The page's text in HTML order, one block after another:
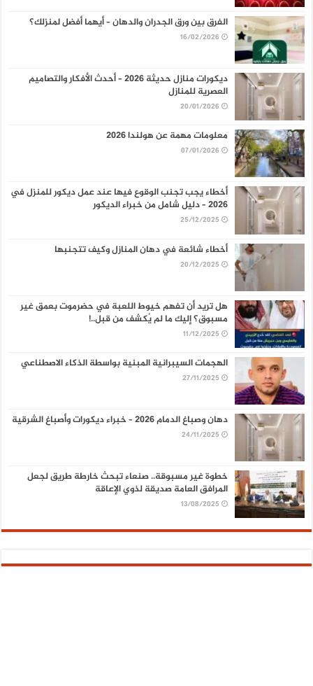
الفرق بين ورق الجدران والدهان – أيهما أفضل لمنزلك؟
16/02/2026
ديكورات منازل حديثة 2026 – أحدث الأفكار والتصاميم
العصرية للمنازل
20/01/2026
معلومات مهمة عن هولندا 2026
07/01/2026
أخطاء يجب تجنب الوقوع فيها عند عمل ديكور للمنزل في
2026 – دليل شامل من خبراء الديكور
25/12/2025
أخطاء شائعة في دهان المنازل وكيف تتجنبها
20/12/2025
هل تريد أن تفهم خيوط اللعبة في حضرموت بعمق غير
مسبوق؟ إليك ما لم يُكشف من قبل..!
11/12/2025
الهجمات السيبرانية المبنية بواسطة الذكاء الاصطناعي
27/11/2025
دهان وصباغ الدمام 2026 – خبراء ديكورات وأصباغ الشرقية
24/11/2025
خطوة غير مسبوقة.. صنعاء تبحث خارطة طريق لجعل
المرافق العامة صديقة لذوي الإعاقة
13/08/2025